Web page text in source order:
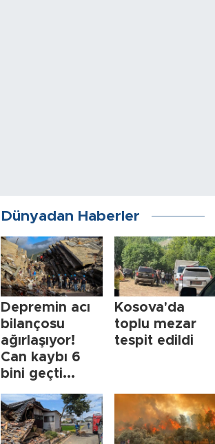
Dünyadan Haberler
Depremin acı
bilançosu
ağırlaşıyor!
Can kaybı 6
bini geçti...
Kosova'da
toplu mezar
tespit edildi